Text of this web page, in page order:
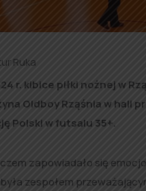
Ruka
r. kibice piłki nożnej w
Oldboy Rząśnia w hali
Polski w futsalu 35+.
zapowiadało się
zespołem